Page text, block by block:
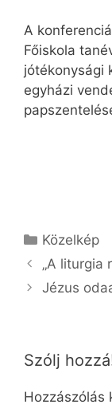
A
Főiskola
jótékonysági
egyházi
Kategória
Közelkép
„A liturgia
Jézus
Szólj
Hozzászólás